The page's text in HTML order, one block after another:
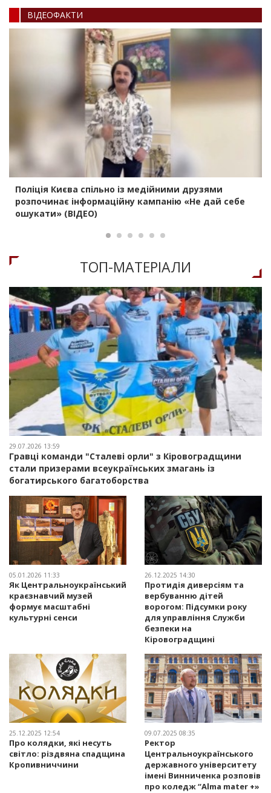
ВIДЕОФАКТИ
Поліція Києва спільно із медійними друзями
розпочинає інформаційну кампанію «Не дай себе
ошукати» (ВІДЕО)
ТОП-МАТЕРIАЛИ
29.07.2026 13:59
Гравці команди "Сталеві орли" з Кіровоградщини
стали призерами всеукраїнських змагань із
богатирського багатоборства
05.01.2026 11:33
Як Центральноукраїнський
краєзнавчий музей
формує масштабні
культурні сенси
26.12.2025 14:30
Протидія диверсіям та
вербуванню дітей
ворогом: Підсумки року
для управління Служби
безпеки на
Кіровоградщині
25.12.2025 12:54
Про колядки, які несуть
світло: різдвяна спадщина
Кропивниччини
09.07.2025 08:35
Ректор
Центральноукраїнського
державного університету
імені Винниченка розповів
про коледж “Alma mater +»